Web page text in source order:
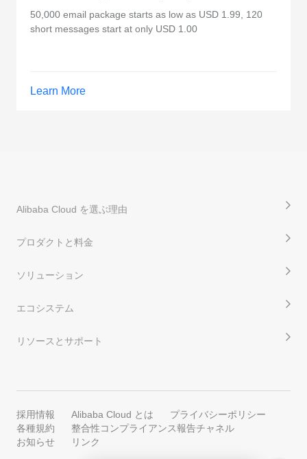
50,000 email package starts as low as USD 1.99, 120
short messages start at only USD 1.00
Learn More
Alibaba Cloud を選ぶ理由
プロダクトと料金
ソリューション
エコシステム
リソースとサポート
採用情報 Alibaba Cloud とは
プライバシーポリシー
各種規約
整合性コンプライアンス報告チャネル
お知らせ
リンク